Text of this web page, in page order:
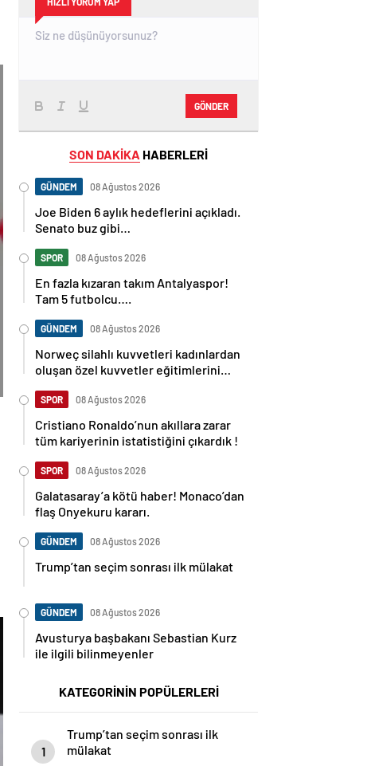
GÖNDER
SON DAKİKA HABERLERİ
GÜNDEM 08 Ağustos 2026
Joe Biden 6 aylık hedeflerini açıkladı.
Senato buz gibi…
SPOR 08 Ağustos 2026
En fazla kızaran takım Antalyaspor!
Tam 5 futbolcu….
GÜNDEM 08 Ağustos 2026
Norweç silahlı kuvvetleri kadınlardan
oluşan özel kuvvetler eğitimlerini
SPOR 08 Ağustos 2026
Cristiano Ronaldo’nun akıllara zarar
tüm kariyerinin istatistiğini çıkardık !
SPOR 08 Ağustos 2026
Galatasaray’a kötü haber! Monaco’dan
flaş Onyekuru kararı.
GÜNDEM 08 Ağustos 2026
Trump’tan seçim sonrası ilk mülakat
GÜNDEM 08 Ağustos 2026
Avusturya başbakanı Sebastian Kurz
ile ilgili bilinmeyenler
KATEGORİNİN POPÜLERLERİ
1
Trump’tan seçim sonrası ilk
mülakat